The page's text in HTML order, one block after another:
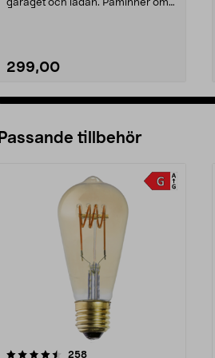
garaget och ladan. Påminner om
299,00
Passande tillbehör
258recensioner
5.0av 5 stjärnor